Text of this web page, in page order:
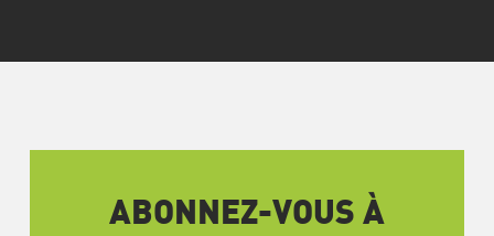
ABONNEZ-VOUS À